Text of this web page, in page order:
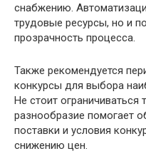
снабжению.
трудовые ресурсы, но и
прозрачность процесса.
Также рекомендуется
конкурсы для выбора
Не стоит
разнообразие помогает
поставки и условия
снижению цен.